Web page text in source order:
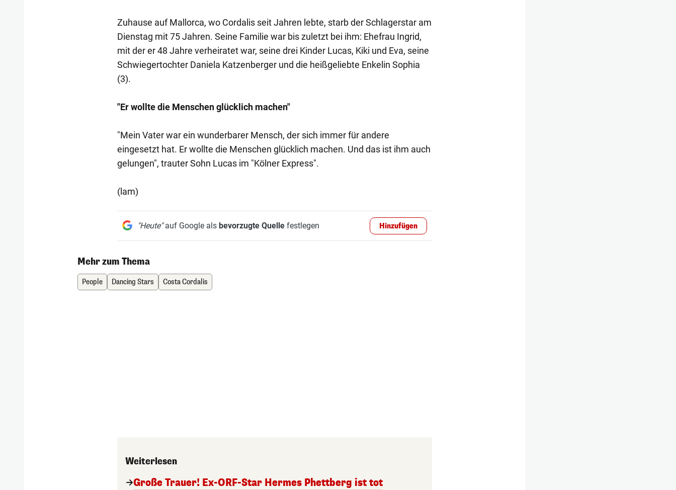
Zuhause auf Mallorca, wo Cordalis seit Jahren lebte, starb der Schlagerstar am
Dienstag mit 75 Jahren. Seine Familie war bis zuletzt bei ihm: Ehefrau Ingrid,
mit der er 48 Jahre verheiratet war, seine drei Kinder Lucas, Kiki und Eva, seine
Schwiegertochter Daniela Katzenberger und die heißgeliebte Enkelin Sophia
(3).
"Er wollte die Menschen glücklich machen"
"Mein Vater war ein wunderbarer Mensch, der sich immer für andere
eingesetzt hat. Er wollte die Menschen glücklich machen. Und das ist ihm auch
gelungen", trauter Sohn Lucas im "Kölner Express".
(lam)
"Heute"auf Google als bevorzugte Quellefestlegen Hinzufügen
Mehr zum Thema
People Dancing Stars Costa Cordalis
Weiterlesen
Große Trauer! Ex-ORF-Star Hermes Phettberg ist tot